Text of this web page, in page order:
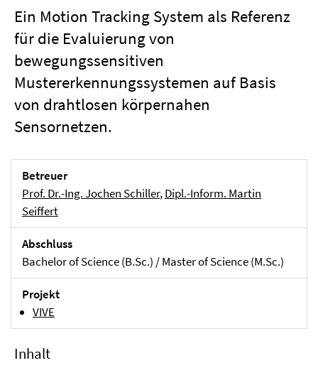
Ein Motion Tracking System als Referenz
für die Evaluierung von
bewegungssensitiven
Mustererkennungssystemen auf Basis
von drahtlosen körpernahen
Sensornetzen.
Betreuer
Prof. Dr.-Ing. Jochen Schiller,Dipl.-Inform. Martin
Seiffert
Abschluss
Bachelor of Science (B.Sc.) / Master of Science (M.Sc.)
Projekt
VIVE
Inhalt